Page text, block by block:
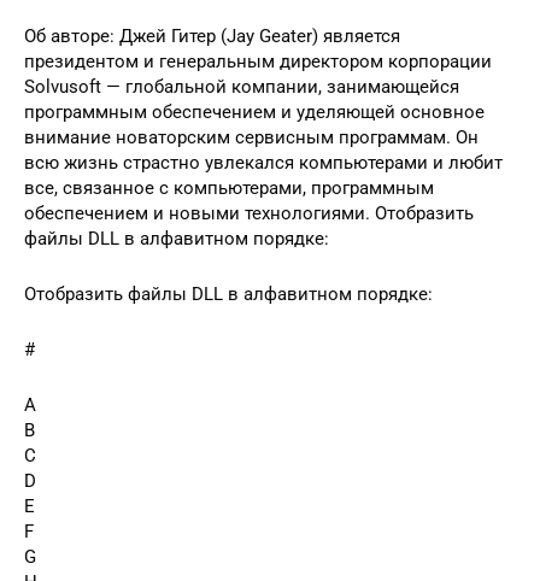
Об авторе: Джей Гитер (Jay Geater) является
президентом и генеральным директором корпорации
Solvusoft — глобальной компании, занимающейся
программным обеспечением и уделяющей основное
внимание новаторским сервисным программам. Он
всю жизнь страстно увлекался компьютерами и любит
все, связанное с компьютерами, программным
обеспечением и новыми технологиями. Отобразить
файлы DLL в алфавитном порядке:
Отобразить файлы DLL в алфавитном порядке:
#
A
B
C
D
E
F
G